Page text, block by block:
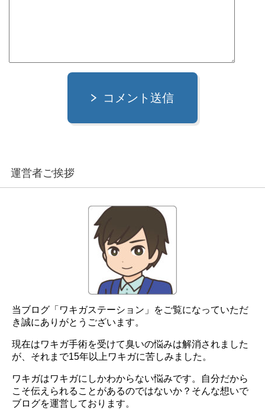
コメント送信
運営者ご挨拶
当ブログ「ワキガステーション」をご覧になっていただ
き誠にありがとうございます。
現在はワキガ手術を受けて臭いの悩みは解消されました
が、それまで15年以上ワキガに苦しみました。
ワキガはワキガにしかわからない悩みです。自分だから
こそ伝えられることがあるのではないか？そんな想いで
ブログを運営しております。